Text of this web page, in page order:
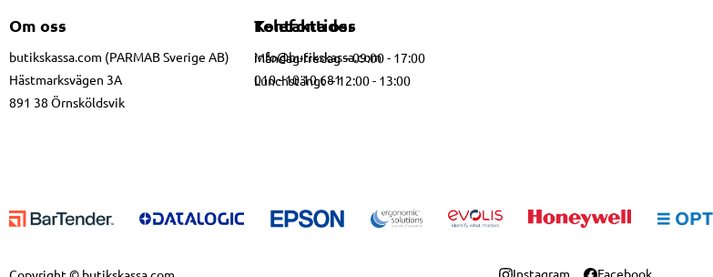
Om oss
butikskassa.com (PARMAB Sverige AB)
Hästmarksvägen 3A
891 38 Örnsköldsvik
Kontakta oss
info@butikskassa.com
010 - 10 10 681
Telefontider
Måndag-fredag – 09:00 - 17:00
Lunchstängt – 12:00 - 13:00